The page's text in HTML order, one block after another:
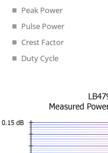
Peak Power
Pulse Power
Crest Factor
Duty Cycle